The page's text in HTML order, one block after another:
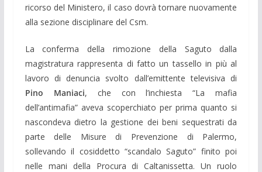
ricorso del Ministero, il caso dovrà tornare nuovamente
alla sezione disciplinare del Csm.
La conferma della rimozione della Saguto dalla
magistratura rappresenta di fatto un tassello in più al
lavoro di denuncia svolto dall’emittente televisiva di
Pino Maniaci, che con l’inchiesta “La mafia
dell’antimafia” aveva scoperchiato per prima quanto si
nascondeva dietro la gestione dei beni sequestrati da
parte delle Misure di Prevenzione di Palermo,
sollevando il cosiddetto “scandalo Saguto” finito poi
nelle mani della Procura di Caltanissetta. Un ruolo